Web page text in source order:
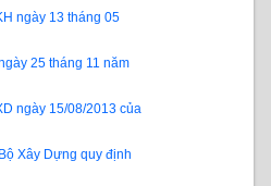
ngày 13 tháng 05
25 tháng 11 năm
ngày 15/08/2013 của
Xây Dựng quy định